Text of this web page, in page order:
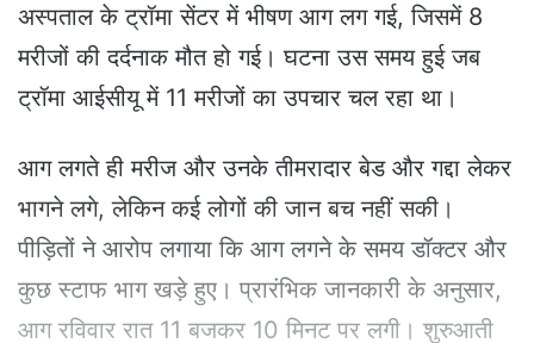
अस्पताल के ट्रॉमा सेंटर में भीषण आग लग गई, जिसमें 8
मरीजों की दर्दनाक मौत हो गई। घटना उस समय हुई जब
ट्रॉमा आईसीयू में 11 मरीजों का उपचार चल रहा था।
आग लगते ही मरीज और उनके तीमरादार बेड और गद्दा लेकर
भागने लगे, लेकिन कई लोगों की जान बच नहीं सकी।
पीड़ितों ने आरोप लगाया कि आग लगने के समय डॉक्टर और
कुछ स्टाफ भाग खड़े हुए। प्रारंभिक जानकारी के अनुसार,
आग रविवार रात 11 बजकर 10 मिनट पर लगी। शुरुआती